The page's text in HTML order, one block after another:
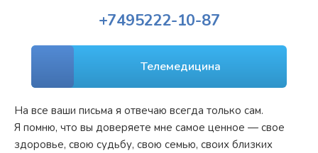
+7495222-10-87
Телемедицина
На все ваши письма я отвечаю всегда только сам.
Я помню, что вы доверяете мне самое ценное — свое
здоровье, свою судьбу, свою семью, своих близких